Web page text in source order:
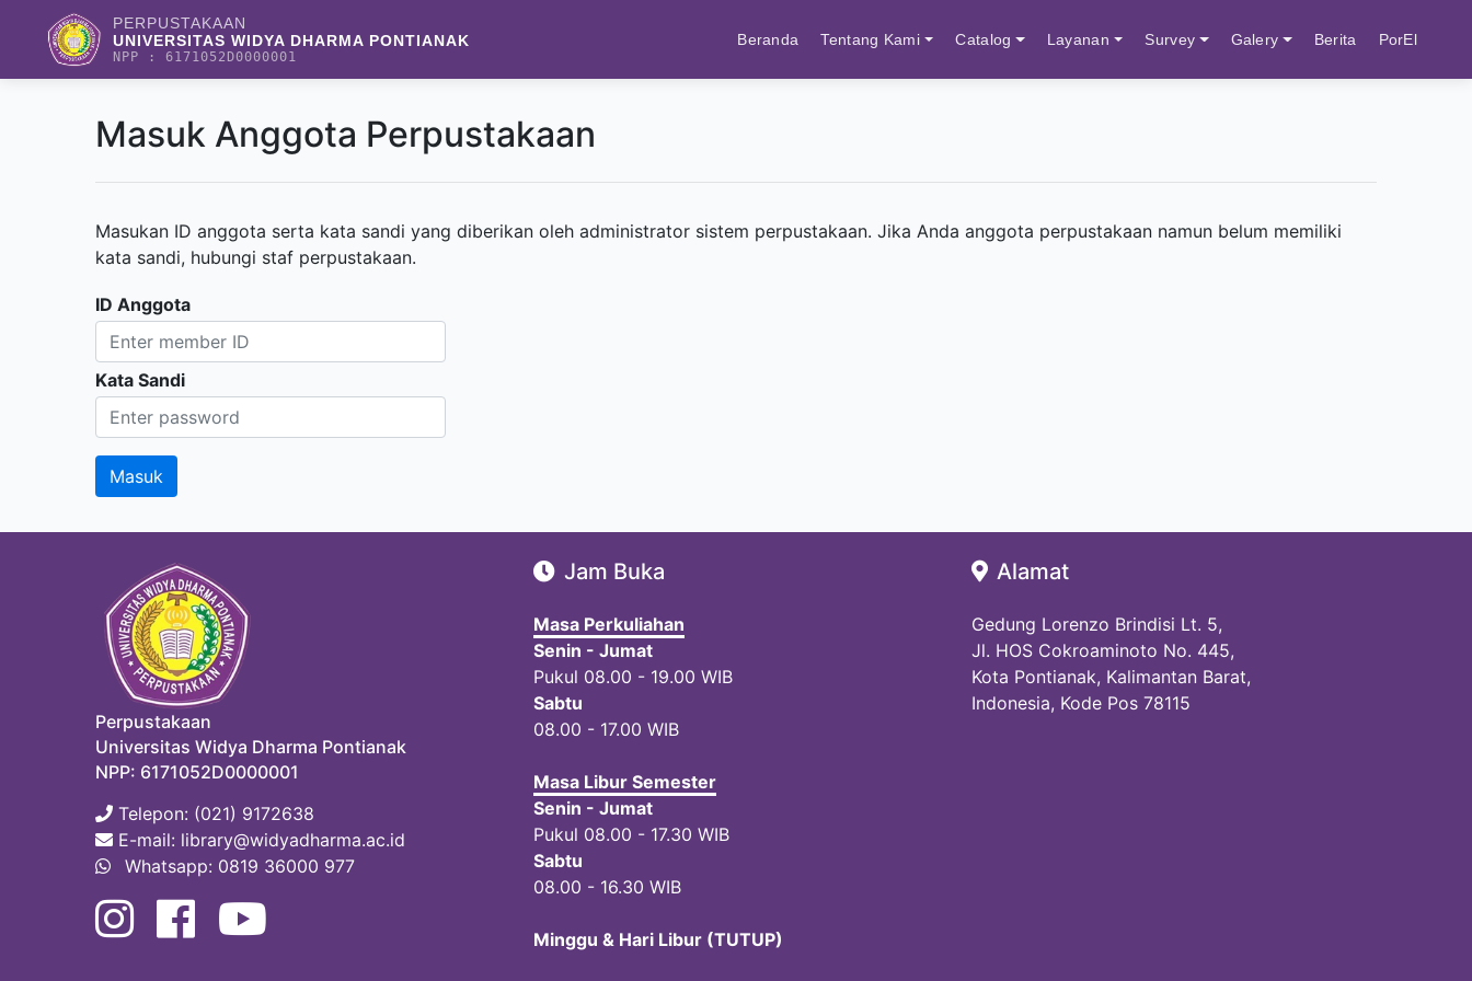
PERPUSTAKAAN
UNIVERSITAS WIDYA DHARMA PONTIANAK
NPP : 6171052D0000001
Beranda Tentang Kami Catalog Layanan Survey Galery Berita PorEl
Masuk Anggota Perpustakaan
Masukan ID anggota serta kata sandi yang diberikan oleh administrator sistem perpustakaan. Jika Anda anggota perpustakaan namun belum memiliki
kata sandi, hubungi staf perpustakaan.
ID Anggota
Kata Sandi
Perpustakaan
Universitas Widya Dharma Pontianak
NPP: 6171052D0000001
Telepon: (021) 9172638
E-mail: library@widyadharma.ac.id
Whatsapp: 0819 36000 977
Jam Buka
Masa Perkuliahan
Senin - Jumat
Pukul 08.00 - 19.00 WIB
Sabtu
08.00 - 17.00 WIB
Masa Libur Semester
Senin - Jumat
Pukul 08.00 - 17.30 WIB
Sabtu
08.00 - 16.30 WIB
Minggu & Hari Libur (TUTUP)
Alamat
Gedung Lorenzo Brindisi Lt. 5,
Jl. HOS Cokroaminoto No. 445,
Kota Pontianak, Kalimantan Barat,
Indonesia, Kode Pos 78115